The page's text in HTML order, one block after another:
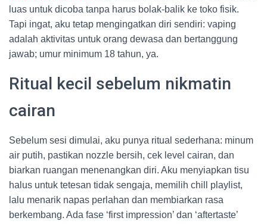
luas untuk dicoba tanpa harus bolak-balik ke toko fisik.
Tapi ingat, aku tetap mengingatkan diri sendiri: vaping
adalah aktivitas untuk orang dewasa dan bertanggung
jawab; umur minimum 18 tahun, ya.
Ritual kecil sebelum nikmatin
cairan
Sebelum sesi dimulai, aku punya ritual sederhana: minum
air putih, pastikan nozzle bersih, cek level cairan, dan
biarkan ruangan menenangkan diri. Aku menyiapkan tisu
halus untuk tetesan tidak sengaja, memilih chill playlist,
lalu menarik napas perlahan dan membiarkan rasa
berkembang. Ada fase ‘first impression’ dan ‘aftertaste’